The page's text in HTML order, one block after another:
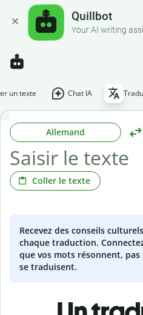
Quillbot
Your AI writing
un texte Chat IA
Allemand
Coller le texte
Recevez des conseils
chaque traduction.
que vos mots résonnent, pas
se traduisent.